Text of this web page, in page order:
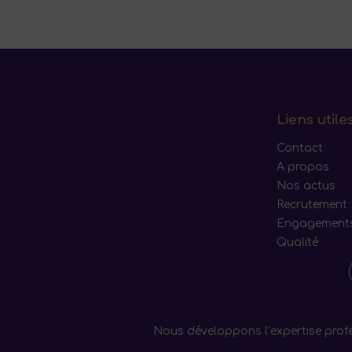
Liens
Contact
A propos
Nos actus
Recrutement
Qualité
Nous développons l’expertise